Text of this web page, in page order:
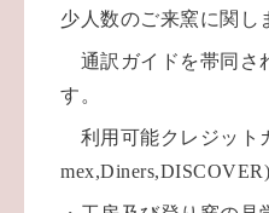
少人数のご来窯に関し
通訳ガイドを帯同さ
す。
利用可能クレジット
mex,Diners,DISCOVER)